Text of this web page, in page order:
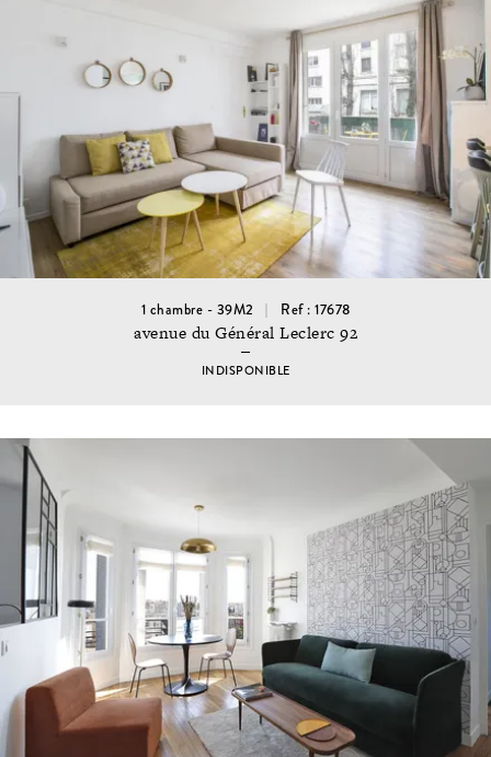
1 chambre - 39M2 Ref : 17678
avenue du Général Leclerc 92
INDISPONIBLE